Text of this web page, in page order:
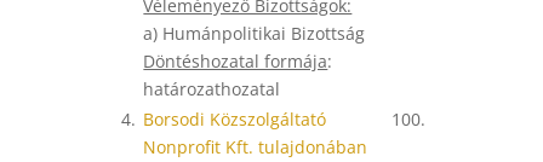
Véleményező Bizottságok:
a) Humánpolitikai Bizottság
Döntéshozatal formája:
határozathozatal
4. Borsodi Közszolgáltató
Nonprofit Kft. tulajdonában
100.